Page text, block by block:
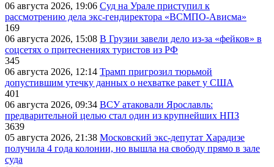
06 августа 2026, 19:06 Суд на Урале приступил к
рассмотрению дела экс-гендиректора «ВСМПО-Ависма»
169
06 августа 2026, 15:08 В Грузии завели дело из-за «фейков» в
соцсетях о притеснениях туристов из РФ
345
06 августа 2026, 12:14 Трамп пригрозил тюрьмой
допустившим утечку данных о нехватке ракет у США
401
06 августа 2026, 09:34 ВСУ атаковали Ярославль:
предварительной целью стал один из крупнейших НПЗ
3639
05 августа 2026, 21:38 Московский экс-депутат Харадизе
получила 4 года колонии, но вышла на свободу прямо в зале
суда